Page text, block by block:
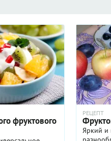
фруктового
РЕЦЕПТ
Яркий и